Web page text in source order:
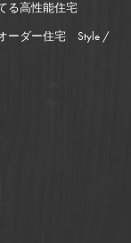
る高性能住宅
ーダー住宅 Style /